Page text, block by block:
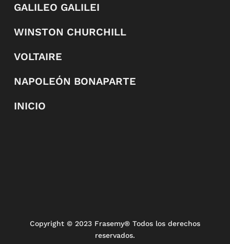
GALILEO GALILEI
WINSTON CHURCHILL
VOLTAIRE
NAPOLEÓN BONAPARTE
INICIO
Copyright © 2023 Frasemy® Todos los derechos
reservados.